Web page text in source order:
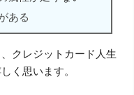
ある
クレジットカード人生
く思います。